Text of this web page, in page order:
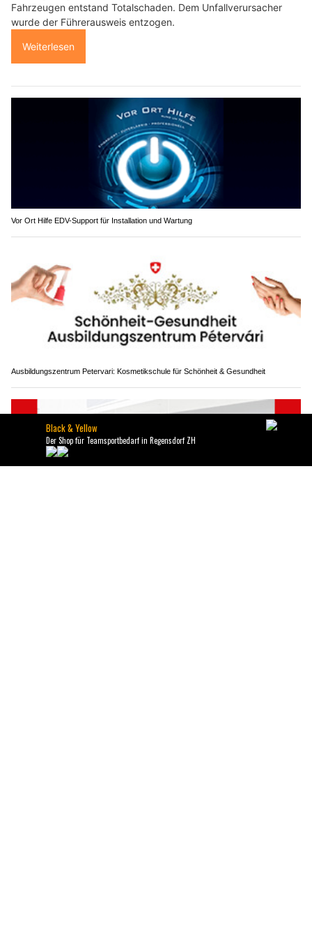
Fahrzeugen entstand Totalschaden. Dem Unfallverursacher
wurde der Führerausweis entzogen.
Weiterlesen
Vor Ort Hilfe EDV-Support für Installation und Wartung
Ausbildungszentrum Petervari: Kosmetikschule für Schönheit & Gesundheit